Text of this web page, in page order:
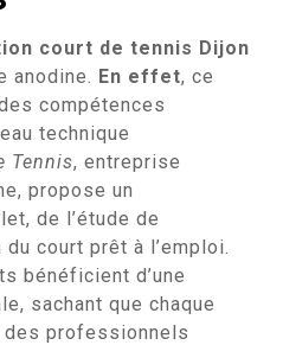
court de tennis Dijon
anodine. En effet, ce
compétences
technique
Tennis, entreprise
propose un
de l’étude de
court prêt à l’emploi.
bénéficient d’une
sachant que chaque
des professionnels